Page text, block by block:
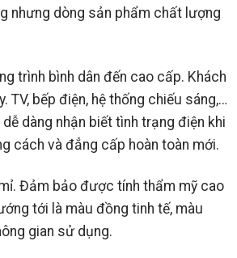
nhưng dòng sản phẩm chất lượng
trình bình dân đến cao cấp. Khách
TV, bếp điện, hệ thống chiếu sáng,…
dàng nhận biết tình trạng điện khi
cách và đẳng cấp hoàn toàn mới.
Đảm bảo được tính thẩm mỹ cao
tới là màu đồng tinh tế, màu
gian sử dụng.